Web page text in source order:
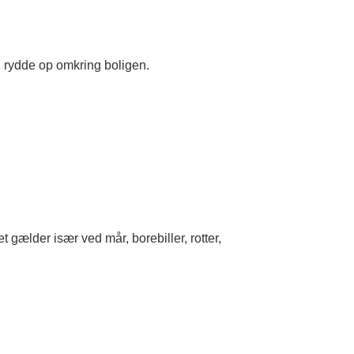
op omkring boligen.
gælder især ved mår, borebiller, rotter,